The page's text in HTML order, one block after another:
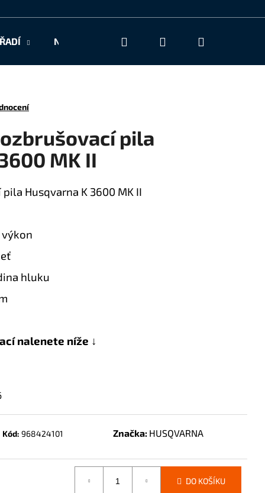
NAŠE SLUŽBY KONTAKT
Hledat Přihlášení
pila
MK II
Husqvarna K 3600 MK II
hluku
nalenete níže ↓
Kód: 968424101 Značka: HUSQVARNA
DO KOŠÍKU